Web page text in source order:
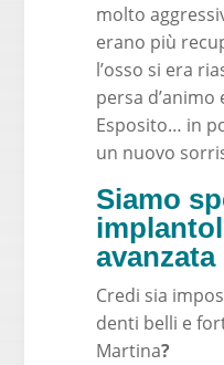
molto
erano più
l’osso si era
persa
Esposito… in
un nuovo
Siamo
avanzata
Credi sia
denti belli e
Martina?